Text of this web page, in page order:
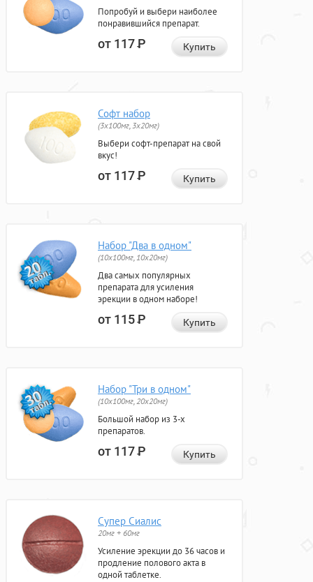
Попробуй и выбери наиболее
понравившийся препарат.
от 117Р Купить
Софт набор
(3x100мг, 3x20мг)
Выбери софт-препарат на свой
вкус!
от 117Р Купить
Набор "Два в одном"
(10x100мг, 10x20мг)
Два самых популярных
препарата для усиления
эрекции в одном наборе!
от 115Р Купить
Набор "Три в одном"
(10x100мг, 20x20мг)
Большой набор из 3-х
препаратов.
от 117Р Купить
Супер Сиалис
20мг + 60мг
Усиление эрекции до 36 часов и
продление полового акта в
одной таблетке.